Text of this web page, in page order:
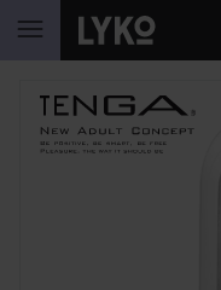
GA NAAR INHOUD
SECTIE